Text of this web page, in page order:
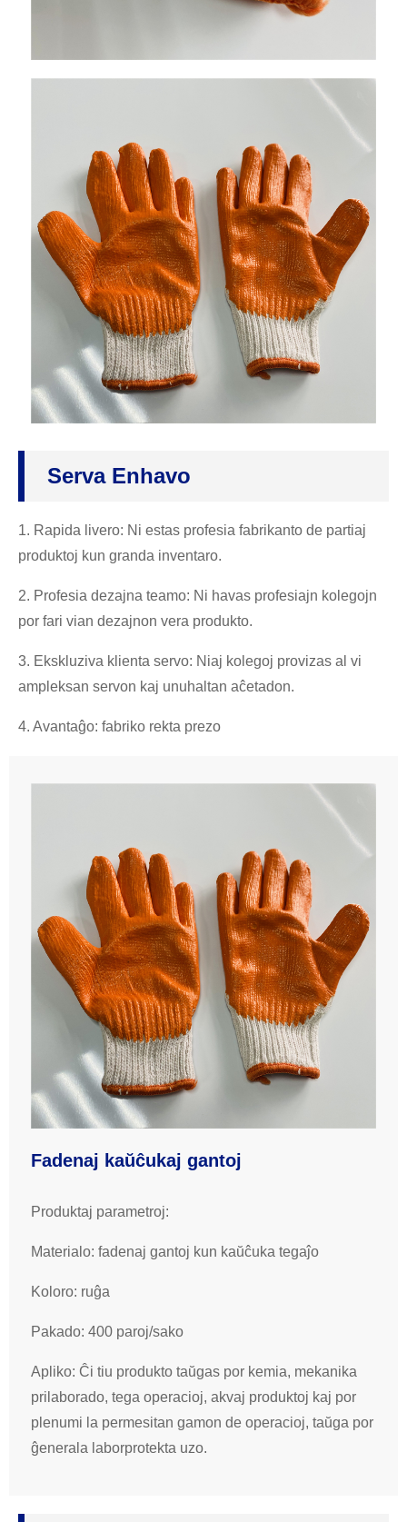
Serva Enhavo
1. Rapida livero: Ni estas profesia fabrikanto de partiaj
produktoj kun granda inventaro.
2. Profesia dezajna teamo: Ni havas profesiajn kolegojn
por fari vian dezajnon vera produkto.
3. Ekskluziva klienta servo: Niaj kolegoj provizas al vi
ampleksan servon kaj unuhaltan aĉetadon.
4. Avantaĝo: fabriko rekta prezo
Fadenaj kaŭĉukaj gantoj
Produktaj parametroj:
Materialo: fadenaj gantoj kun kaŭĉuka tegaĵo
Koloro: ruĝa
Pakado: 400 paroj/sako
Apliko: Ĉi tiu produkto taŭgas por kemia, mekanika
prilaborado, tega operacioj, akvaj produktoj kaj por
plenumi la permesitan gamon de operacioj, taŭga por
ĝenerala laborprotekta uzo.